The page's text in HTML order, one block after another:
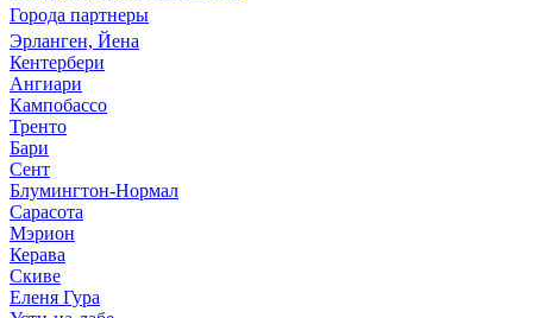
Города партнеры
Эрланген, Йена
Кентербери
Ангиари
Кампобассо
Тренто
Бари
Сент
Блумингтон-Нормал
Сарасота
Мэрион
Керава
Скиве
Еленя Гура